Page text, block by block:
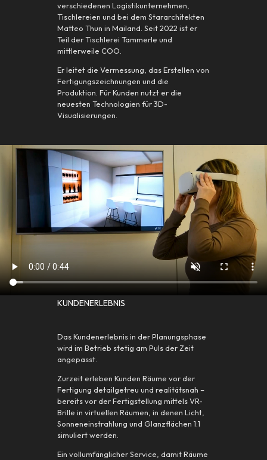
verschiedenen Logistikunternehmen,
Tischlereien und bei dem Stararchitekten
Matteo Thun in Mailand. Seit 2022 ist er
Teil der Tischlerei Tammerle und
mittlerweile COO.
Er leitet die Vermessung, das Erstellen von
Fertigungszeichnungen und die
Produktion. Für Kunden nutzt er die
neuesten Technologien für 3D-
Visualisierungen.
KUNDENERLEBNIS
Das Kundenerlebnis in der Planungsphase
wird im Betrieb stetig am Puls der Zeit
angepasst.
Zurzeit erleben Kunden Räume vor der
Fertigung detailgetreu und realitätsnah –
bereits vor der Fertigstellung mittels VR-
Brille in virtuellen Räumen, in denen Licht,
Sonneneinstrahlung und Glanzflächen 1:1
simuliert werden.
Ein vollumfänglicher Service, damit Räume